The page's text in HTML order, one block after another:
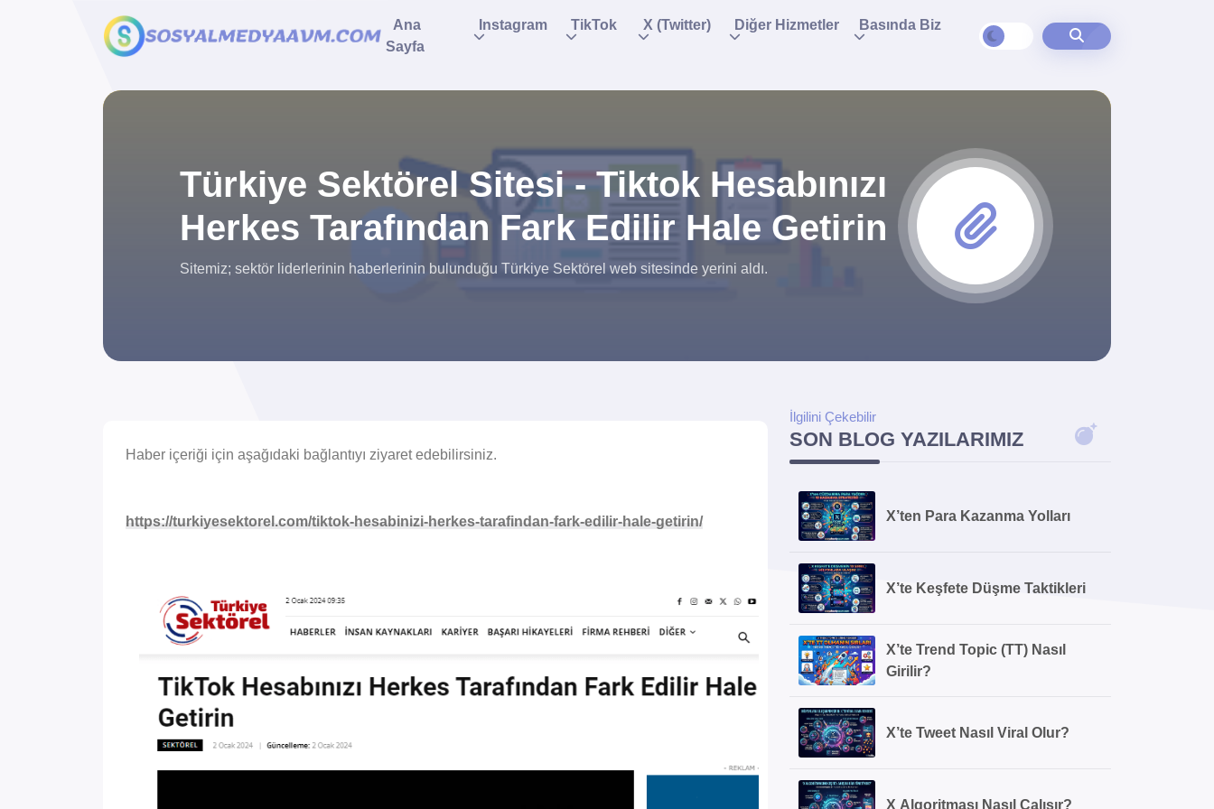
Ana
Sayfa
Instagram TikTok X (Twitter) Diğer Hizmetler Basında Biz
Türkiye Sektörel Sitesi - Tiktok Hesabınızı
Herkes Tarafından Fark Edilir Hale Getirin
Sitemiz; sektör liderlerinin haberlerinin bulunduğu Türkiye Sektörel web sitesinde yerini aldı.
Haber içeriği için aşağıdaki bağlantıyı ziyaret edebilirsiniz.
https://turkiyesektorel.com/tiktok-hesabinizi-herkes-tarafindan-fark-edilir-hale-getirin/
İlgilini Çekebilir
SON BLOG YAZILARIMIZ
X’ten Para Kazanma Yolları
X’te Keşfete Düşme Taktikleri
X’te Trend Topic (TT) Nasıl
Girilir?
X’te Tweet Nasıl Viral Olur?
X Algoritması Nasıl Çalışır?